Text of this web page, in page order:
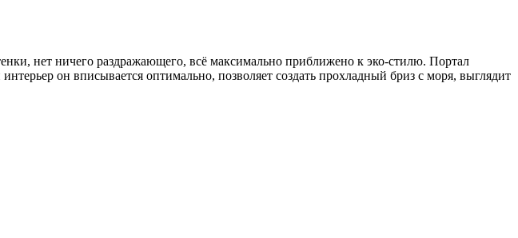
нет ничего раздражающего, всё максимально приближено к эко-стилю. Портал
он вписывается оптимально, позволяет создать прохладный бриз с моря, выглядит